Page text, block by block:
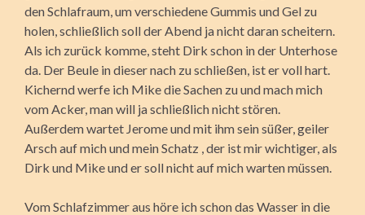
den Schlafraum, um verschiedene Gummis und Gel zu
holen, schließlich soll der Abend ja nicht daran scheitern.
Als ich zurück komme, steht Dirk schon in der Unterhose
da. Der Beule in dieser nach zu schließen, ist er voll hart.
Kichernd werfe ich Mike die Sachen zu und mach mich
vom Acker, man will ja schließlich nicht stören.
Außerdem wartet Jerome und mit ihm sein süßer, geiler
Arsch auf mich und mein Schatz , der ist mir wichtiger, als
Dirk und Mike und er soll nicht auf mich warten müssen.
Vom Schlafzimmer aus höre ich schon das Wasser in die